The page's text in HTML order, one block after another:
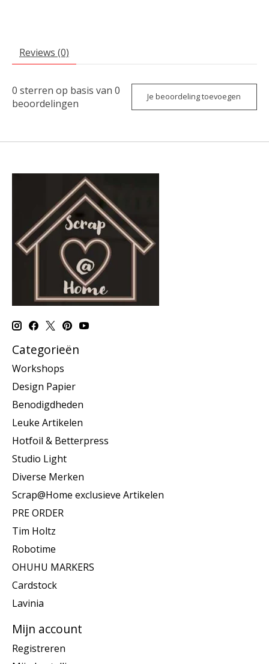
Reviews (0)
0 sterren op basis van 0
beoordelingen
Je beoordeling toevoegen
Categorieën
Workshops
Design Papier
Benodigdheden
Leuke Artikelen
Hotfoil & Betterpress
Studio Light
Diverse Merken
Scrap@Home exclusieve Artikelen
PRE ORDER
Tim Holtz
Robotime
OHUHU MARKERS
Cardstock
Lavinia
Mijn account
Registreren